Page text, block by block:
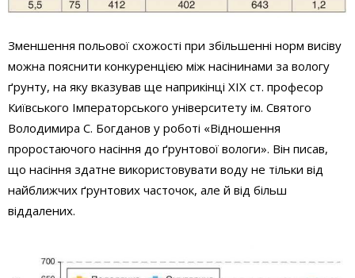
Зменшення польової схожості при збільшенні норм висіву
можна пояснити конкуренцією між насінинами за вологу
ґрунту, на яку вказував ще наприкінці ХІХ ст. професор
Київського Імператорського університету ім. Святого
Володимира С. Богданов у роботі «Відношення
проростаючого насіння до ґрунтової вологи». Він писав,
що насіння здатне використовувати воду не тільки від
найближчих ґрунтових часточок, але й від більш
віддалених.